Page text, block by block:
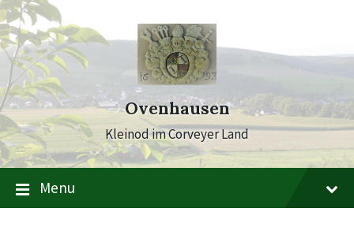
Skip
to
content
Skip
to
main
navigation
Skip
to
footer
Ovenhausen
Kleinod im Corveyer Land
Menu